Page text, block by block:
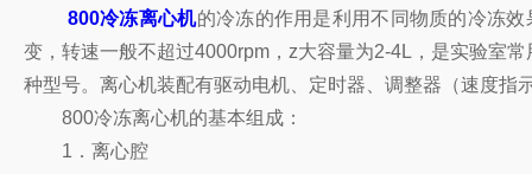
800冷冻离心机的冷冻的作用是利用不同物质的冷冻
变，转速一般不超过4000rpm，z大容量为2-4L，是实验室
种型号。离心机装配有驱动电机、定时器、调整器（速度
800冷冻离心机的基本组成：
1．离心腔